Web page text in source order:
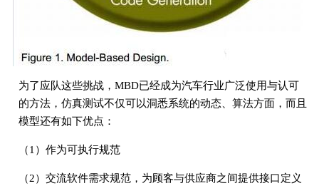
为了应队这些挑战，MBD已经成为汽车行业广泛使用与认可
的方法，仿真测试不仅可以洞悉系统的动态、算法方面，而且
模型还有如下优点：
（1）作为可执行规范
（2）交流软件需求规范，为顾客与供应商之间提供接口定义